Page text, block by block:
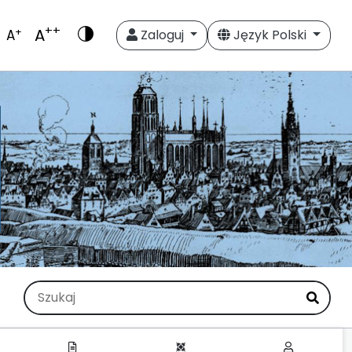
A+ A++ Zaloguj Język Polski